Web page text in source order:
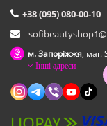
+38 (095) 080-00-10
м. Запоріжжя, маг.
Інші адреси